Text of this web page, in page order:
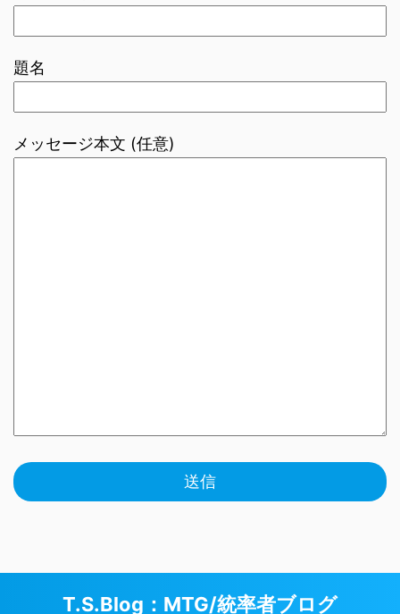
題名
メッセージ本文 (任意)
T.S.Blog：MTG/統率者ブログ